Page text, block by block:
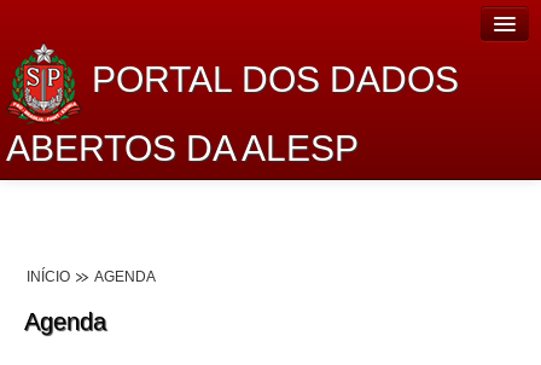
PORTAL DOS DADOS
ABERTOS DA ALESP
Lei de Acesso à Informação
INÍCIO AGENDA
Agenda